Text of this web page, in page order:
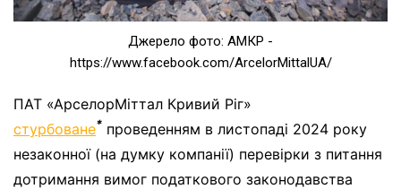
Джерело фото: АМКР -
https://www.facebook.com/ArcelorMittalUA/
ПАТ «АрселорМіттал Кривий Ріг»
стурбоване* проведенням в листопаді 2024 року
незаконної (на думку компанії) перевірки з питання
дотримання вимог податкового законодавства